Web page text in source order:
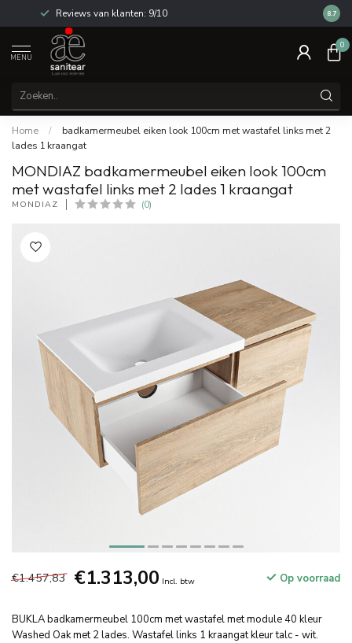
Reviews van klanten: 9/10 14
8.7
MENU
0
Home /
badkamermeubel eiken look 100cm met wastafel links met 2
lades 1 kraangat
MONDIAZ badkamermeubel eiken look 100cm
met wastafel links met 2 lades 1 kraangat
MONDIAZ (0)
€1.457,83 €1.313,00 Incl. btw Op voorraad
BUKLA badkamermeubel 100cm met wastafel met module 40 kleur
Washed Oak met 2 lades. Wastafel links 1 kraangat kleur talc - wit.